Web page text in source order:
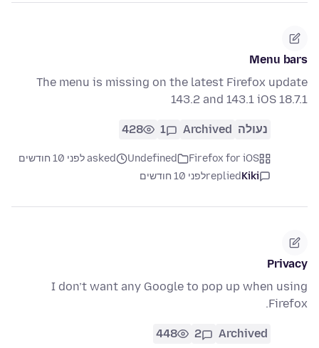
Menu bars
The menu is missing on the latest Firefox update
143.2 and 143.1 iOS 18.7.1
נעולה Archived
1
428
Firefox for iOS
Undefined
asked לפני 10 חודשים
Kiki
repliedלפני 10 חודשים
Privacy
I don’t want any Google to pop up when using
Firefox.
Archived
2
448